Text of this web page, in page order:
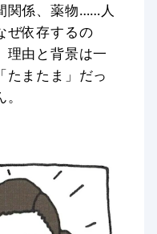
関係、薬物……人
ぜ依存するの
理由と背景は一
たまたま」だっ